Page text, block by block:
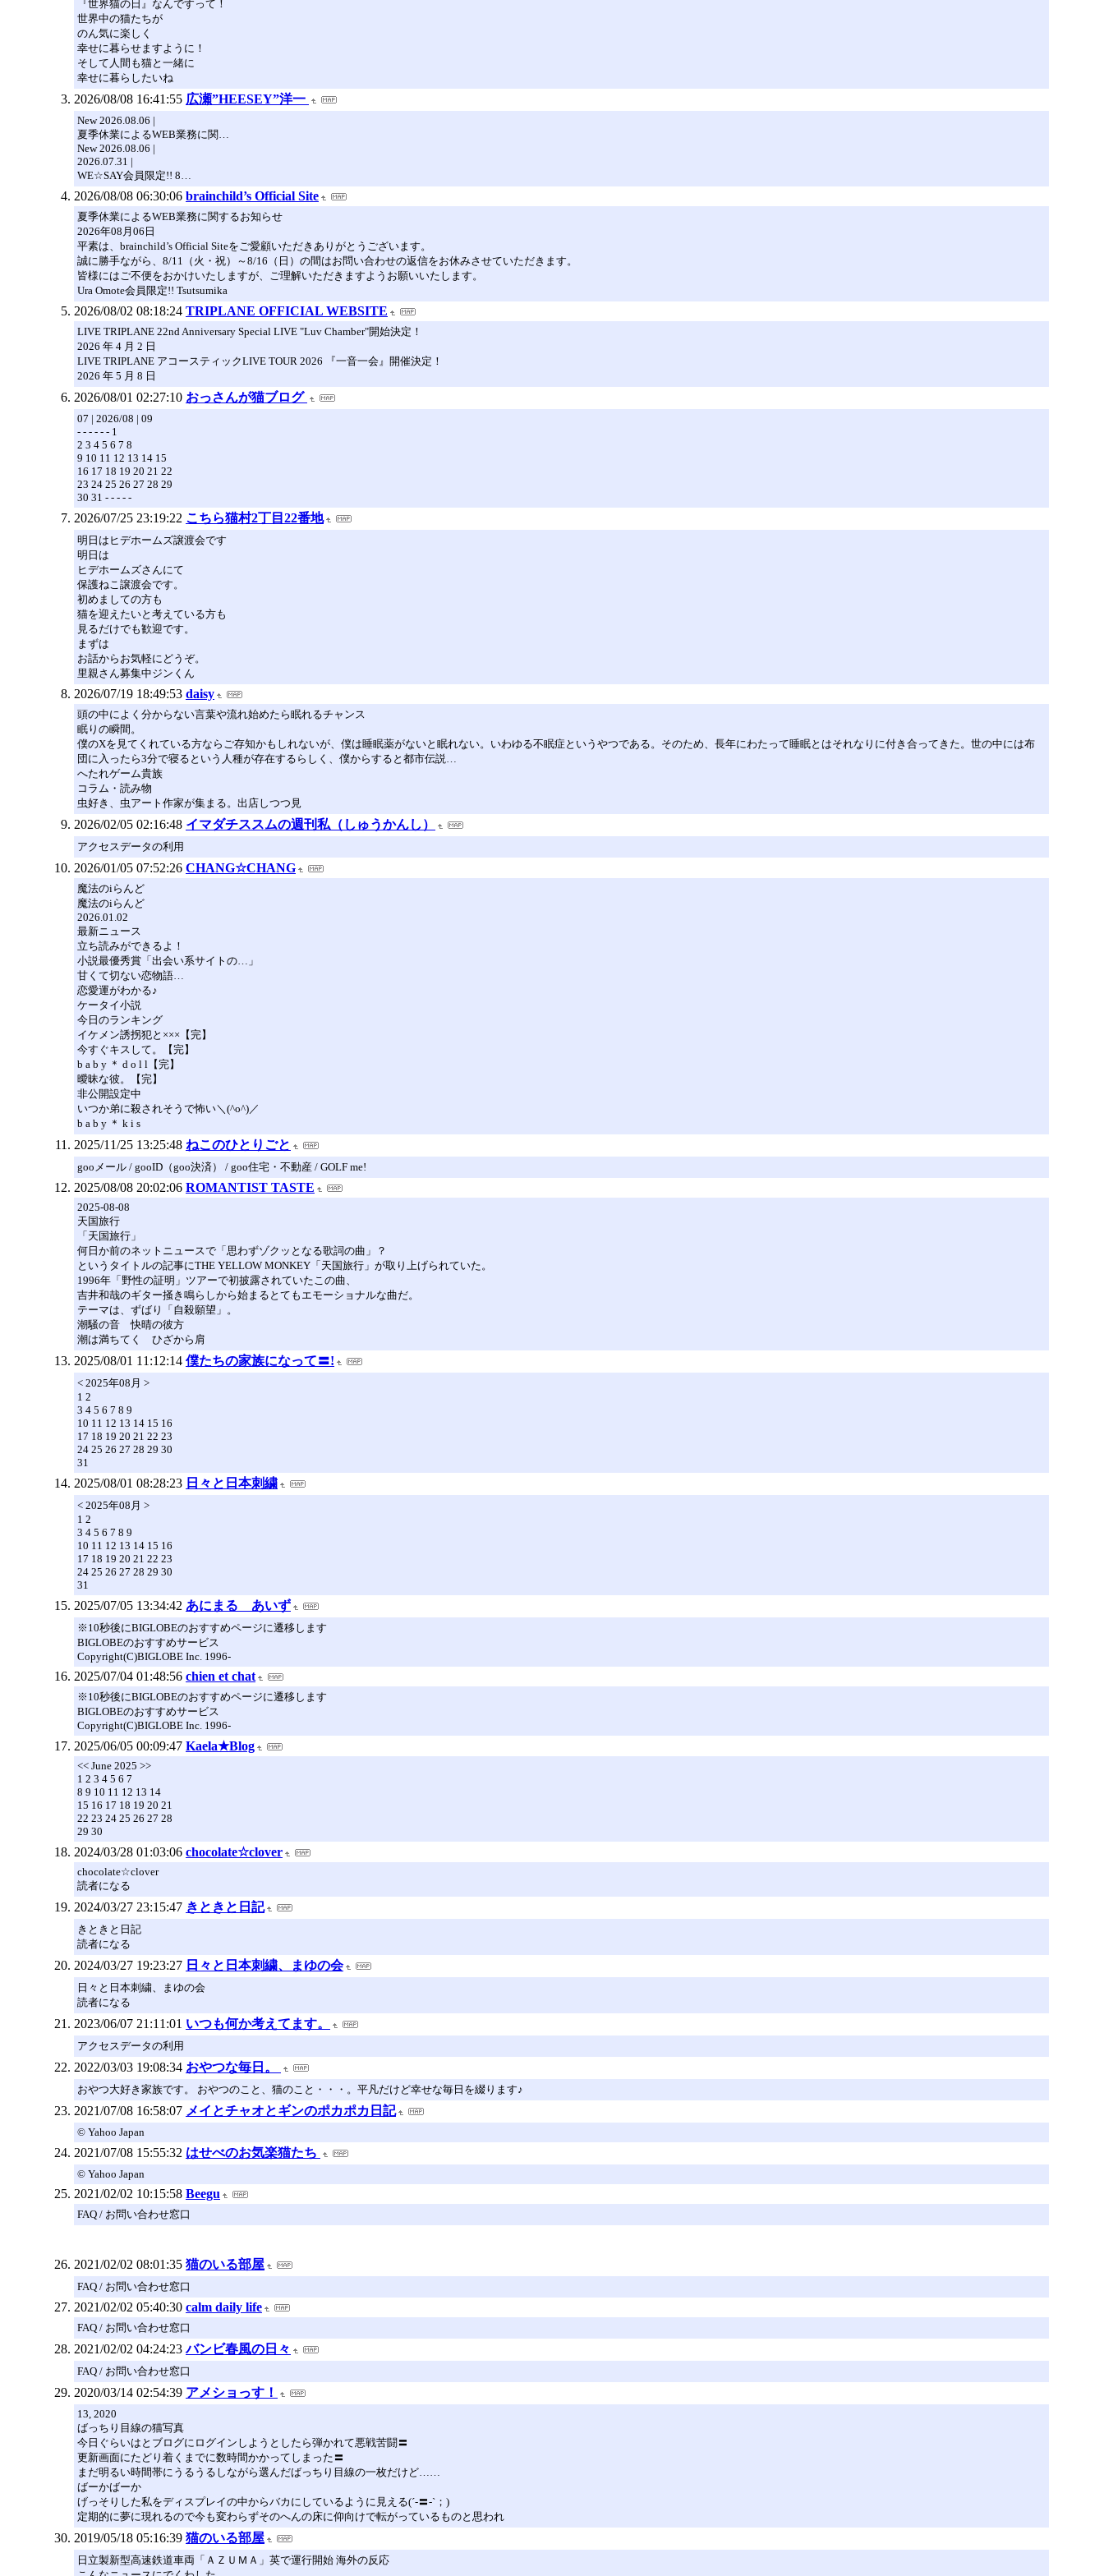
『世界猫の日』なんですって！
世界中の猫たちが
のん気に楽しく
幸せに暮らせますように！
そして人間も猫と一緒に
幸せに暮らしたいね
2026/08/08 16:41:55 広瀬”HEESEY”洋一
New 2026.08.06 |
夏季休業によるWEB業務に関…
New 2026.08.06 |
2026.07.31 |
WE☆SAY会員限定!! 8…
2026/08/08 06:30:06 brainchild’s Official Site
夏季休業によるWEB業務に関するお知らせ
2026年08月06日
平素は、brainchild’s Official Siteをご愛顧いただきありがとうございます。
誠に勝手ながら、8/11（火・祝）～8/16（日）の間はお問い合わせの返信をお休みさせていただきます。
皆様にはご不便をおかけいたしますが、ご理解いただきますようお願いいたします。
Ura Omote会員限定!! Tsutsumika
2026/08/02 08:18:24 TRIPLANE OFFICIAL WEBSITE
LIVE TRIPLANE 22nd Anniversary Special LIVE "Luv Chamber"開始決定！
2026 年 4 月 2 日
LIVE TRIPLANE アコースティックLIVE TOUR 2026 『一音一会』開催決定！
2026 年 5 月 8 日
2026/08/01 02:27:10 おっさんが猫ブログ
07 | 2026/08 | 09
- - - - - - 1
2 3 4 5 6 7 8
9 10 11 12 13 14 15
16 17 18 19 20 21 22
23 24 25 26 27 28 29
30 31 - - - - -
2026/07/25 23:19:22 こちら猫村2丁目22番地
明日はヒデホームズ譲渡会です
明日は
ヒデホームズさんにて
保護ねこ譲渡会です。
初めましての方も
猫を迎えたいと考えている方も
見るだけでも歓迎です。
まずは
お話からお気軽にどうぞ。
里親さん募集中ジンくん
2026/07/19 18:49:53 daisy
頭の中によく分からない言葉や流れ始めたら眠れるチャンス
眠りの瞬間。
僕のXを見てくれている方ならご存知かもしれないが、僕は睡眠薬がないと眠れない。いわゆる不眠症というやつである。そのため、長年にわたって睡眠とはそれなりに付き合ってきた。世の中には布
団に入ったら3分で寝るという人種が存在するらしく、僕からすると都市伝説…
へたれゲーム貴族
コラム・読み物
虫好き、虫アート作家が集まる。出店しつつ見
2026/02/05 02:16:48 イマダチススムの週刊私（しゅうかんし）
アクセスデータの利用
2026/01/05 07:52:26 CHANG☆CHANG
魔法のiらんど
魔法のiらんど
2026.01.02
最新ニュース
立ち読みができるよ！
小説最優秀賞「出会い系サイトの…」
甘くて切ない恋物語…
恋愛運がわかる♪
ケータイ小説
今日のランキング
イケメン誘拐犯と×××【完】
今すぐキスして。【完】
b a b y ＊ d o l l【完】
曖昧な彼。【完】
非公開設定中
いつか弟に殺されそうで怖い＼(^o^)／
b a b y ＊ k i s
2025/11/25 13:25:48 ねこのひとりごと
gooメール / gooID（goo決済） / goo住宅・不動産 / GOLF me!
2025/08/08 20:02:06 ROMANTIST TASTE
2025-08-08
天国旅行
「天国旅行」
何日か前のネットニュースで「思わずゾクッとなる歌詞の曲」？
というタイトルの記事にTHE YELLOW MONKEY「天国旅行」が取り上げられていた。
1996年「野性の証明」ツアーで初披露されていたこの曲、
吉井和哉のギター掻き鳴らしから始まるとてもエモーショナルな曲だ。
テーマは、ずばり「自殺願望」。
潮騒の音 快晴の彼方
潮は満ちてく ひざから肩
2025/08/01 11:12:14 僕たちの家族になって〓!
< 2025年08月 >
1 2
3 4 5 6 7 8 9
10 11 12 13 14 15 16
17 18 19 20 21 22 23
24 25 26 27 28 29 30
31
2025/08/01 08:28:23 日々と日本刺繍
< 2025年08月 >
1 2
3 4 5 6 7 8 9
10 11 12 13 14 15 16
17 18 19 20 21 22 23
24 25 26 27 28 29 30
31
2025/07/05 13:34:42 あにまる あいず
※10秒後にBIGLOBEのおすすめページに遷移します
BIGLOBEのおすすめサービス
Copyright(C)BIGLOBE Inc. 1996-
2025/07/04 01:48:56 chien et chat
※10秒後にBIGLOBEのおすすめページに遷移します
BIGLOBEのおすすめサービス
Copyright(C)BIGLOBE Inc. 1996-
2025/06/05 00:09:47 Kaela★Blog
<< June 2025 >>
1 2 3 4 5 6 7
8 9 10 11 12 13 14
15 16 17 18 19 20 21
22 23 24 25 26 27 28
29 30
2024/03/28 01:03:06 chocolate☆clover
chocolate☆clover
読者になる
2024/03/27 23:15:47 きときと日記
きときと日記
読者になる
2024/03/27 19:23:27 日々と日本刺繍、まゆの会
日々と日本刺繍、まゆの会
読者になる
2023/06/07 21:11:01 いつも何か考えてます。
アクセスデータの利用
2022/03/03 19:08:34 おやつな毎日。
おやつ大好き家族です。 おやつのこと、猫のこと・・・。平凡だけど幸せな毎日を綴ります♪
2021/07/08 16:58:07 メイとチャオとギンのポカポカ日記
© Yahoo Japan
2021/07/08 15:55:32 はせべのお気楽猫たち
© Yahoo Japan
2021/02/02 10:15:58 Beegu
FAQ / お問い合わせ窓口
2021/02/02 08:01:35 猫のいる部屋
FAQ / お問い合わせ窓口
2021/02/02 05:40:30 calm daily life
FAQ / お問い合わせ窓口
2021/02/02 04:24:23 バンビ春風の日々
FAQ / お問い合わせ窓口
2020/03/14 02:54:39 アメショっす！
13, 2020
ばっちり目線の猫写真
今日ぐらいはとブログにログインしようとしたら弾かれて悪戦苦闘〓
更新画面にたどり着くまでに数時間かかってしまった〓
まだ明るい時間帯にうるうるしながら選んだばっちり目線の一枚だけど……
ばーかばーか
げっそりした私をディスプレイの中からバカにしているように見える(´-〓-`；)
定期的に夢に現れるので今も変わらずそのへんの床に仰向けで転がっているものと思われ
2019/05/18 05:16:39 猫のいる部屋
日立製新型高速鉄道車両「ＡＺＵＭＡ」英で運行開始 海外の反応